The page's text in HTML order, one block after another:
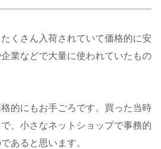
くさん入荷されていて価格的に安
業などで大量に使われていたもの
的にもお手ごろです。買った当時
、小さなネットショップで事務的
あると思います。